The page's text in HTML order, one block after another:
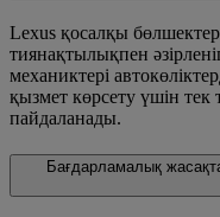
Lexus қосалқы
тиянақтылықпен
механиктері
қызмет көрсету үшін тек
пайдаланады.
Бағдарламалық